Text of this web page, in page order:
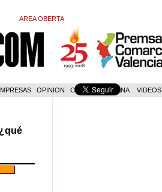
AREA OBERTA
OPINION COM. VALENCIANA
VIDEOS